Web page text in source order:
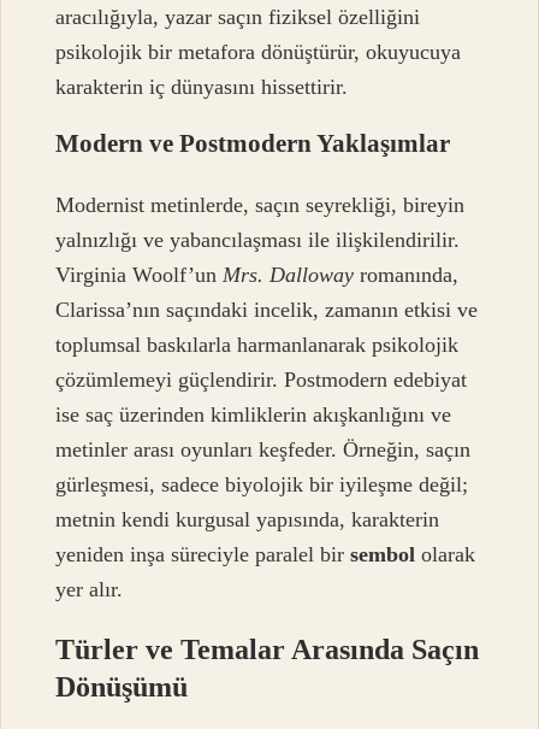
aracılığıyla, yazar saçın fiziksel özelliğini
psikolojik bir metafora dönüştürür, okuyucuya
karakterin iç dünyasını hissettirir.
Modern ve Postmodern Yaklaşımlar
Modernist metinlerde, saçın seyrekliği, bireyin
yalnızlığı ve yabancılaşması ile ilişkilendirilir.
Virginia Woolf’unMrs. Dalloway romanında,
Clarissa’nın saçındaki incelik, zamanın etkisi ve
toplumsal baskılarla harmanlanarak psikolojik
çözümlemeyi güçlendirir. Postmodern edebiyat
ise saç üzerinden kimliklerin akışkanlığını ve
metinler arası oyunları keşfeder. Örneğin, saçın
gürleşmesi, sadece biyolojik bir iyileşme değil;
metnin kendi kurgusal yapısında, karakterin
yeniden inşa süreciyle paralel birsembol olarak
yer alır.
Türler ve Temalar Arasında Saçın
Dönüşümü